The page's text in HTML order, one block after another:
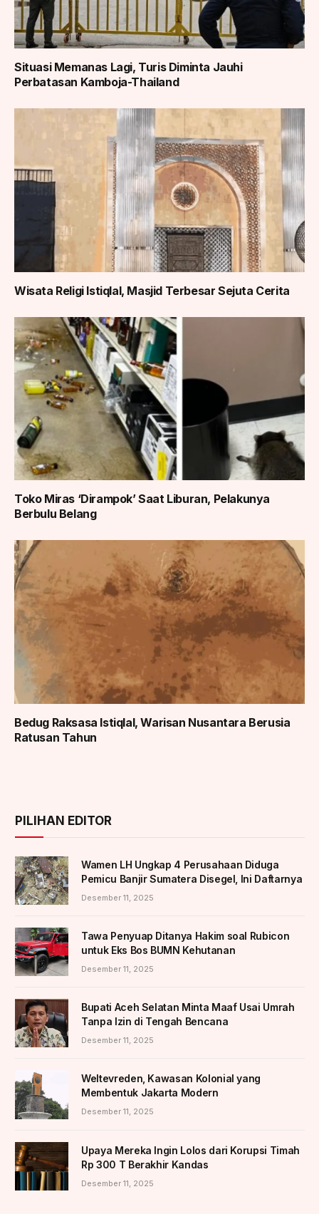
Situasi Memanas Lagi, Turis Diminta Jauhi
Perbatasan Kamboja-Thailand
Wisata Religi Istiqlal, Masjid Terbesar Sejuta Cerita
Toko Miras ‘Dirampok’ Saat Liburan, Pelakunya
Berbulu Belang
Bedug Raksasa Istiqlal, Warisan Nusantara Berusia
Ratusan Tahun
PILIHAN EDITOR
Wamen LH Ungkap 4 Perusahaan Diduga
Pemicu Banjir Sumatera Disegel, Ini Daftarnya
Desember 11, 2025
Tawa Penyuap Ditanya Hakim soal Rubicon
untuk Eks Bos BUMN Kehutanan
Desember 11, 2025
Bupati Aceh Selatan Minta Maaf Usai Umrah
Tanpa Izin di Tengah Bencana
Desember 11, 2025
Weltevreden, Kawasan Kolonial yang
Membentuk Jakarta Modern
Desember 11, 2025
Upaya Mereka Ingin Lolos dari Korupsi Timah
Rp 300 T Berakhir Kandas
Desember 11, 2025